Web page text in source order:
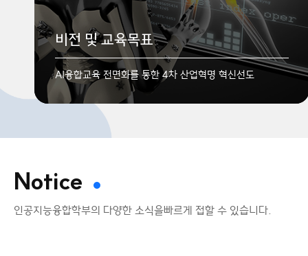
학부소개
의료인공지능 분야를 선도할 헬스케어 AI 인재양성
비전 및 교육목표
AI융합교육 전면화를 통한 4차 산업혁명 혁신선도
졸업 후 진로
의료기관 헬스케어, 기업체, 공공기관, 연구소
Notice
인공지능융합학부의 다양한 소식을빠르게 접할 수 있습니다.